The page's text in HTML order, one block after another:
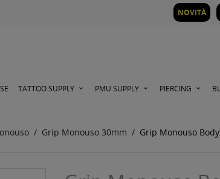
NOVITÀ
TATTOO SUPPLY PMU SUPPLY PIERCING
Grip Monouso 30mm Grip Monouso